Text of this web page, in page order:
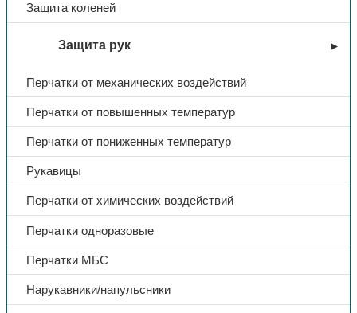
Защита коленей
Защита рук
Перчатки от механических воздействий
Перчатки от повышенных температур
Перчатки от пониженных температур
Рукавицы
Перчатки от химических воздействий
Перчатки одноразовые
Перчатки МБС
Нарукавники/напульсники